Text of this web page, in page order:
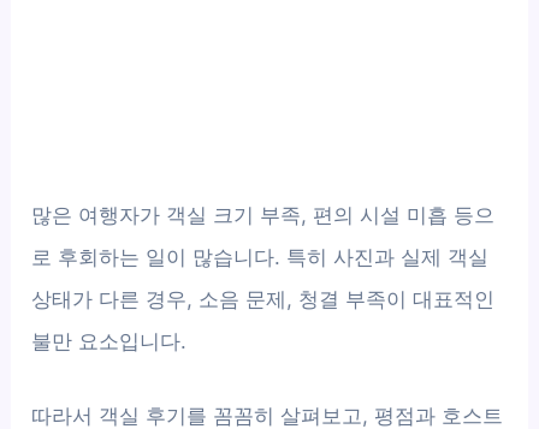
많은 여행자가 객실 크기 부족, 편의 시설 미흡 등으
로 후회하는 일이 많습니다. 특히 사진과 실제 객실
상태가 다른 경우, 소음 문제, 청결 부족이 대표적인
불만 요소입니다.
따라서 객실 후기를 꼼꼼히 살펴보고, 평점과 호스트